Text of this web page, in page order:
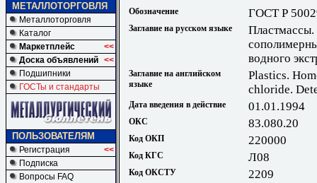
МЕТАЛЛОТОРГОВЛЯ
Металлоторговля
Каталог
Маркетплейс
<<
Доска объявлений <<
Подшипники
ГОСТы и стандарты
ПОЛЬЗОВАТЕЛЯМ
Регистрация
<<
Подписка
Вопросы FAQ
Обозначение ГОСТ Р
Заглавие на русском языке
водного
Заглавие на английском
языке
Plastics.
chloride.
Дата введения в действие 01.01.1994
ОКС 83.080.20
Код ОКП 220000
Код КГС Л08
Код ОКСТУ 2209